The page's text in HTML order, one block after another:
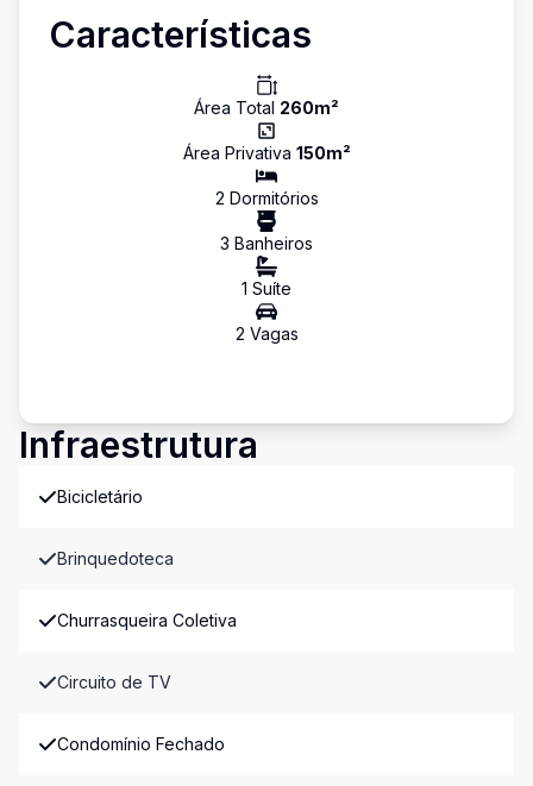
Características
Área Total 260m²
Área Privativa 150m²
2 Dormitórios
3 Banheiros
1 Suíte
2 Vagas
Infraestrutura
Bicicletário
Brinquedoteca
Churrasqueira Coletiva
Circuito de TV
Condomínio Fechado